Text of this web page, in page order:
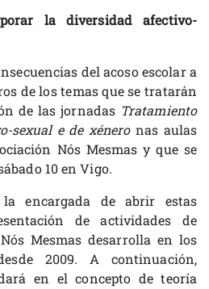
la diversidad afectivo-
del acoso escolar a
de los temas que se tratarán
de las jornadas Tratamiento
sexual e de xéneronas aulas
Nós Mesmas y que se
10 en Vigo.
encargada de abrir estas
de actividades de
Mesmas desarrolla en los
2009. A continuación,
en el concepto de teoría